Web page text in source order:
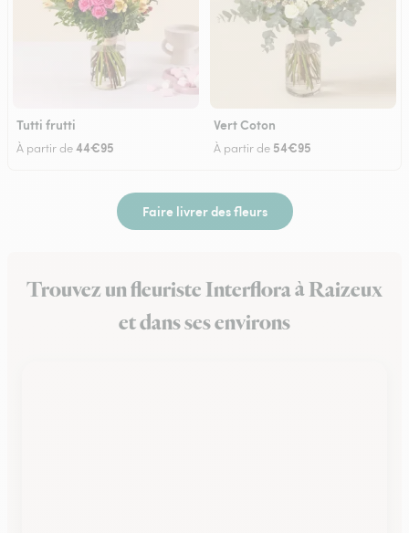
Tutti frutti
À partir de44€95
Vert Coton
À partir de 54€95
Faire livrer des fleurs
Trouvez un fleuriste Interflora à Raizeux
et dans ses environs